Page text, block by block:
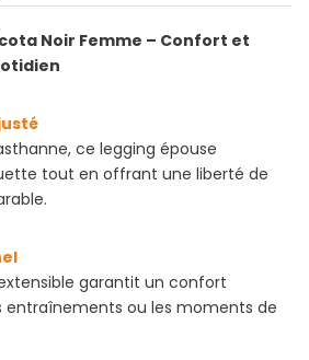
Noir Femme – Confort et
ce legging épouse
tout en offrant une liberté de
garantit un confort
entraînements ou les moments de